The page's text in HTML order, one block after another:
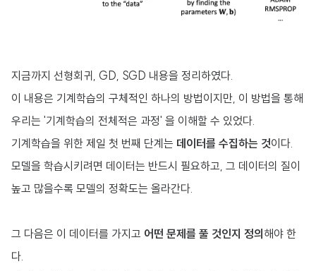
지금까지 선형회귀, GD, SGD 내용을 정리하였다.
이 내용은 기계학습의 구체적인 하나의 방법이지만, 이 방법을 통해
우리는 '기계학습의 전체적은 과정' 을 이해할 수 있었다.
기계학습을 위한 제일 첫 번째 단계는 데이터를 수집하는 것이다.
모델을 학습시키려면 데이터는 반드시 필요하고, 그 데이터의 질이
높고 많을수록 모델의 정확도는 올라간다.
그 다음은 이 데이터를 가지고 어떤 문제를 풀 것인지 정의 해야 한
다.